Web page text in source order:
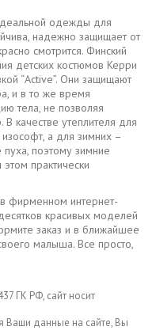
одежды для
надежно защищает от
смотрится. Финский
детских костюмов Керри
“Active”. Они защищают
и в то же время
тела, не позволяя
качестве утеплителя для
а для зимних –
поэтому зимние
практически
фирменном интернет-
красивых моделей
заказ и в ближайшее
малыша. Все просто,
ГК РФ, сайт носит
Ваши данные на сайте, Вы